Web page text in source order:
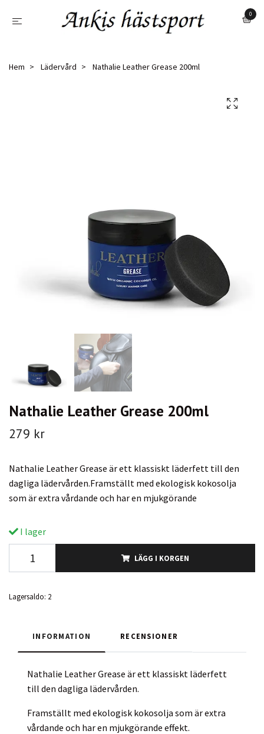
0
Hem Lädervård Nathalie Leather Grease 200ml
Nathalie Leather Grease 200ml
279 kr
Nathalie Leather Grease är ett klassiskt läderfett till den
dagliga lädervården.Framställt med ekologisk kokosolja
som är extra vårdande och har en mjukgörande
I lager
LÄGG I KORGEN
Lagersaldo: 2
INFORMATION RECENSIONER
Nathalie Leather Grease är ett klassiskt läderfett
till den dagliga lädervården.
Framställt med ekologisk kokosolja som är extra
vårdande och har en mjukgörande effekt.